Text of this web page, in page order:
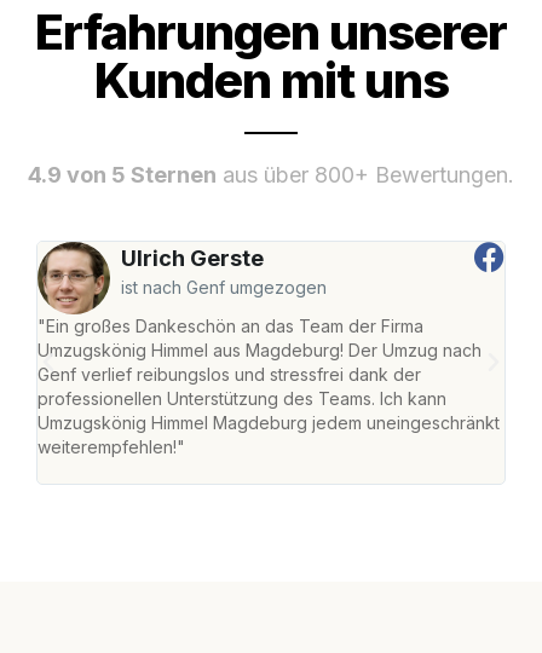
Erfahrungen unserer
Kunden mit uns
4.9 von 5 Sternen aus über 800+ Bewertungen.
Ulrich Gerste
ist nach Genf umgezogen
"Ein großes Dankeschön an das Team der Firma
Umzugskönig Himmel aus Magdeburg! Der Umzug nach
Genf verlief reibungslos und stressfrei dank der
professionellen Unterstützung des Teams. Ich kann
Umzugskönig Himmel Magdeburg jedem uneingeschränkt
weiterempfehlen!"